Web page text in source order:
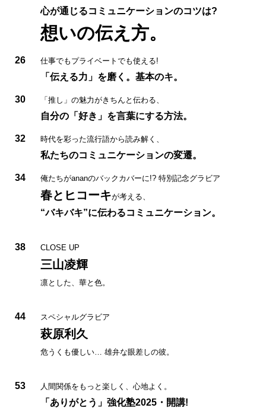
心が通じるコミュニケーションのコツは?
想いの伝え方。
26 仕事でもプライベートでも使える!
「伝える力」を磨く。基本のキ。
30 「推し」の魅力がきちんと伝わる、
自分の「好き」を言葉にする方法。
32 時代を彩った流行語から読み解く、
私たちのコミュニケーションの変遷。
34 俺たちがananのバックカバーに!? 特別記念グラビア
春とヒコーキが考える、
“バキバキ”に伝わるコミュニケーション。
38 CLOSE UP
三山凌輝
凛とした、華と色。
44 スペシャルグラビア
萩原利久
危うくも優しい… 雄弁な眼差しの彼。
53 人間関係をもっと楽しく、心地よく。
「ありがとう」強化塾2025・開講!